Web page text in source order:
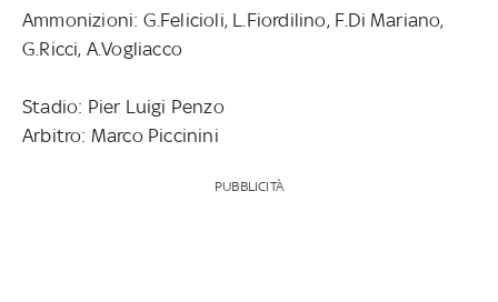
Ammonizioni: G.Felicioli, L.Fiordilino, F.Di Mariano,
G.Ricci, A.Vogliacco
Stadio: Pier Luigi Penzo
Arbitro: Marco Piccinini
PUBBLICITÀ